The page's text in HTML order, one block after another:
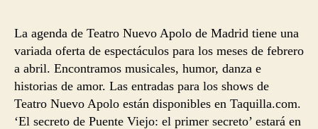
La agenda de Teatro Nuevo Apolo de Madrid tiene una
variada oferta de espectáculos para los meses de febrero
a abril. Encontramos musicales, humor, danza e
historias de amor. Las entradas para los shows de
Teatro Nuevo Apolo están disponibles en Taquilla.com.
‘El secreto de Puente Viejo: el primer secreto’ estará en